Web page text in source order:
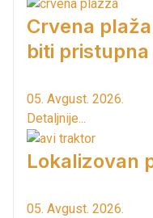
Crvena
biti
05. Avgust. 2026.
Detaljnije...
Lokalizovan
05. Avgust. 2026.